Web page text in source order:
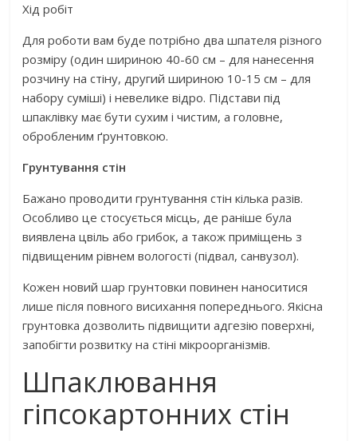
Хід робіт
Для роботи вам буде потрібно два шпателя різного
розміру (один шириною 40-60 см – для нанесення
розчину на стіну, другий шириною 10-15 см – для
набору суміші) і невелике відро. Підстави під
шпаклівку має бути сухим і чистим, а головне,
обробленим ґрунтовкою.
Грунтування стін
Бажано проводити грунтування стін кілька разів.
Особливо це стосується місць, де раніше була
виявлена ​​цвіль або грибок, а також приміщень з
підвищеним рівнем вологості (підвал, санвузол).
Кожен новий шар грунтовки повинен наноситися
лише після повного висихання попереднього. Якісна
грунтовка дозволить підвищити адгезію поверхні,
запобігти розвитку на стіні мікроорганізмів.
Шпаклювання
гіпсокартонних стін